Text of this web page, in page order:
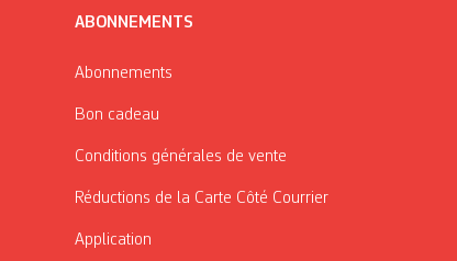
ABONNEMENTS
Abonnements
Bon cadeau
Conditions générales de vente
Réductions de la Carte Côté Courrier
Application